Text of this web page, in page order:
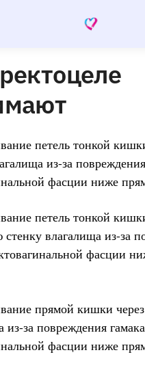
петель тонкой
из-за
фасции ниже
петель тонкой
влагалища из-за
фасции
прямой кишки
из-за повреждения гамака
фасции ниже